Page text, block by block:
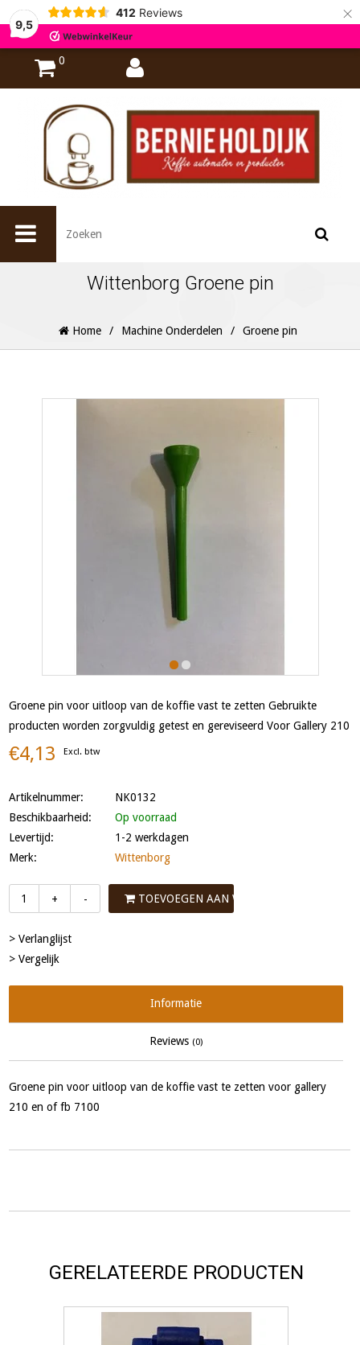
9,5
412 Reviews ×
0
Wittenborg Groene pin
Home / Machine Onderdelen / Groene pin
Groene pin voor uitloop van de koffie vast te zetten Gebruikte
producten worden zorgvuldig getest en gereviseerd Voor Gallery 210
€4,13 Excl. btw
Artikelnummer:
NK0132
Beschikbaarheid:
Op voorraad
Levertijd:
1-2 werkdagen
Merk:
Wittenborg
+ - TOEVOEGEN AAN WINKELWAGEN
> Verlanglijst
> Vergelijk
Informatie
Reviews (0)
Groene pin voor uitloop van de koffie vast te zetten voor gallery
210 en of fb 7100
GERELATEERDE PRODUCTEN